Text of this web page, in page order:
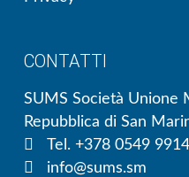
CONTATTI
SUMS Società Unione
Repubblica di San
Tel. +378 0549
info@sums.sm